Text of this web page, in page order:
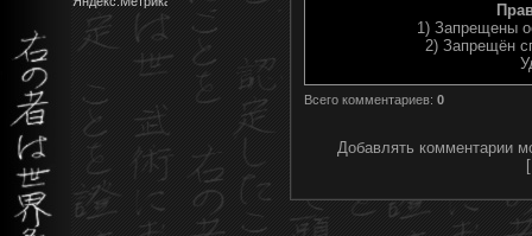
1) Запрещены
2) Запрещён
Всего комментариев: 0
Добавлять комментарии